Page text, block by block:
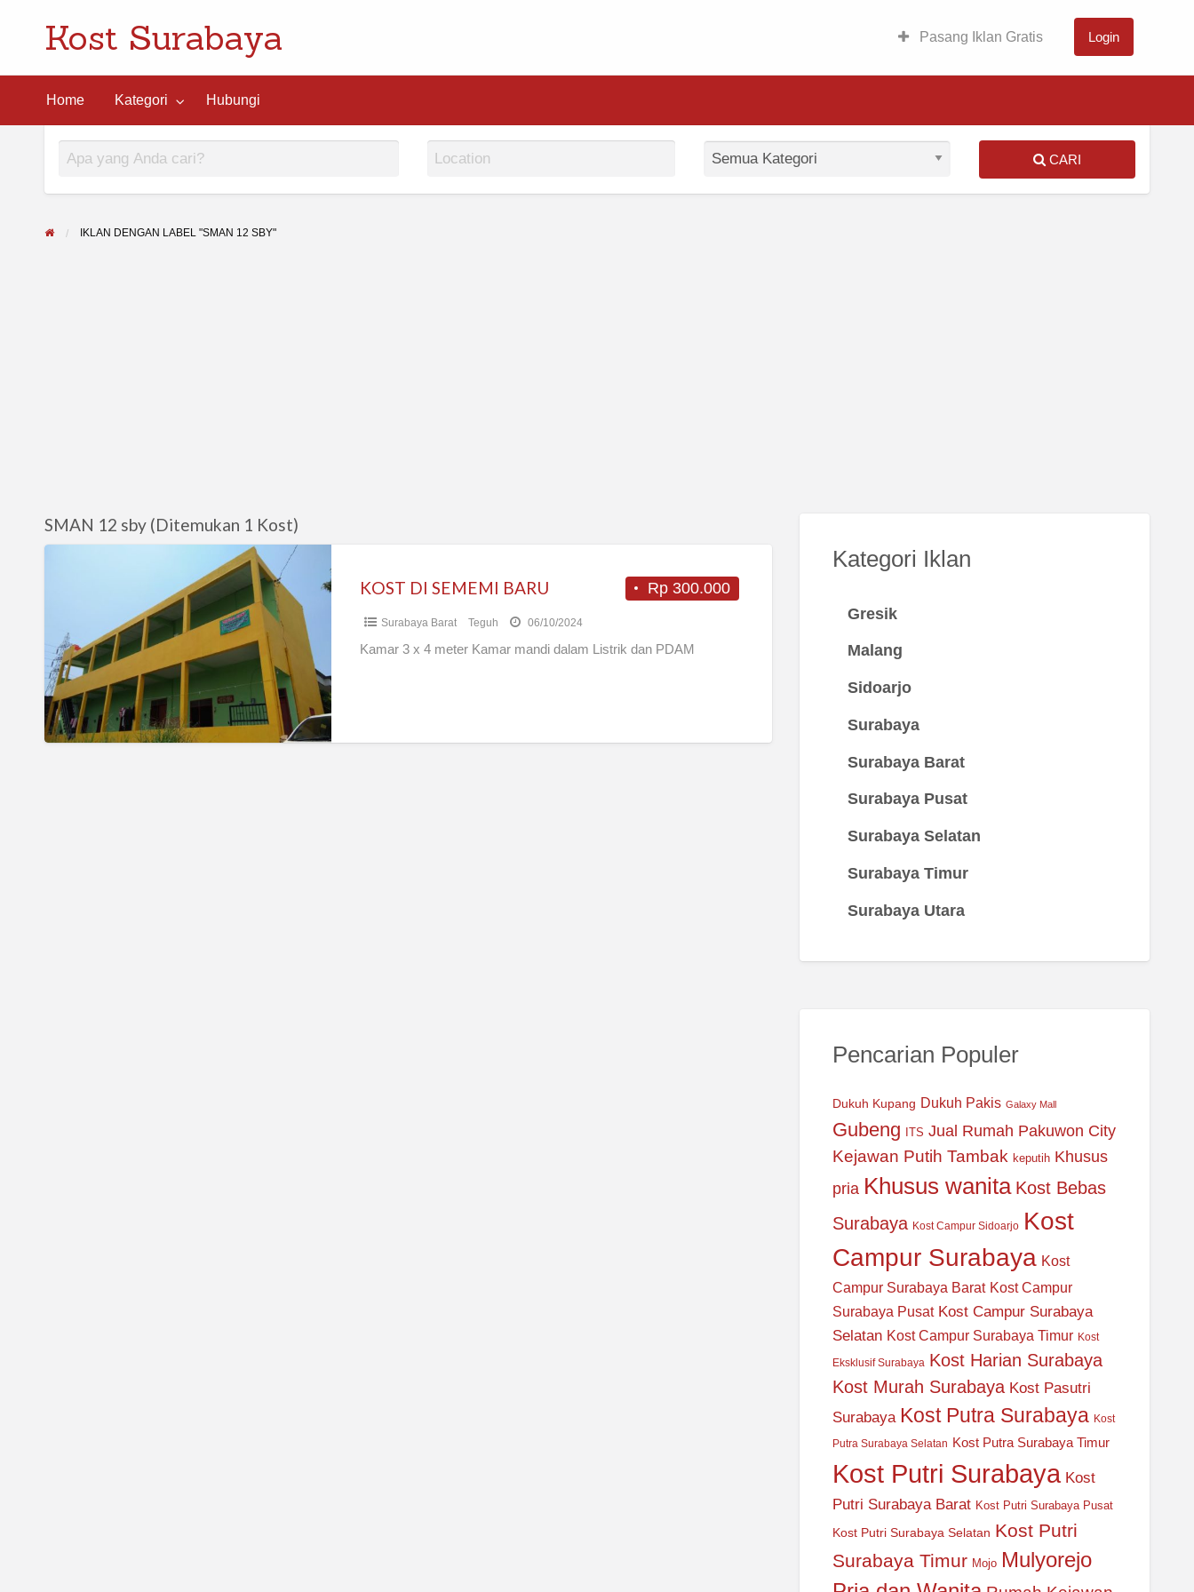
Kost Surabaya Pasang Iklan Gratis Login
Home Kategori Hubungi
CARI
IKLAN DENGAN LABEL "SMAN 12 SBY"
SMAN 12 sby (Ditemukan 1 Kost)
Rp 300.000
KOST DI SEMEMI BARU
Surabaya Barat Teguh 06/10/2024
Kamar 3 x 4 meter Kamar mandi dalam Listrik dan PDAM
Kategori Iklan
Gresik
Malang
Sidoarjo
Surabaya
Surabaya Barat
Surabaya Pusat
Surabaya Selatan
Surabaya Timur
Surabaya Utara
Pencarian Populer
Dukuh Kupang Dukuh Pakis Galaxy Mall
Gubeng ITS Jual Rumah Pakuwon City
Kejawan Putih Tambak keputih Khusus
pria Khusus wanita Kost Bebas
Surabaya Kost Campur Sidoarjo Kost
Campur Surabaya Kost
Campur Surabaya Barat Kost Campur
Surabaya Pusat Kost Campur Surabaya
Selatan Kost Campur Surabaya Timur Kost
Eksklusif Surabaya Kost Harian Surabaya
Kost Murah Surabaya Kost Pasutri
Surabaya Kost Putra Surabaya Kost
Putra Surabaya Selatan Kost Putra Surabaya Timur
Kost Putri Surabaya Kost
Putri Surabaya Barat Kost Putri Surabaya Pusat
Kost Putri Surabaya Selatan Kost Putri
Surabaya Timur Mojo Mulyorejo